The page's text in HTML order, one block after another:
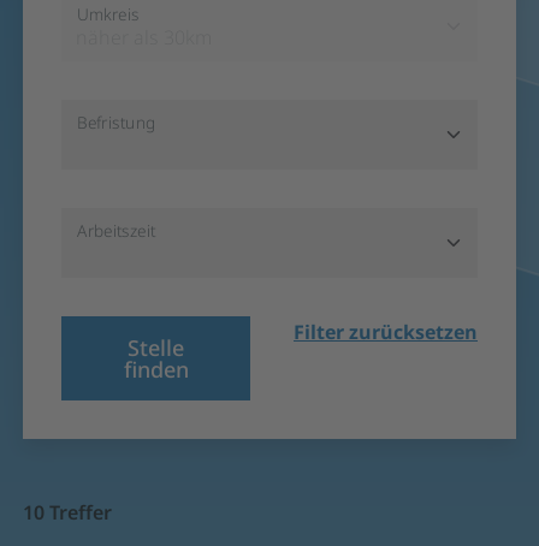
Umkreis
Befristung
Arbeitszeit
Stelle
finden
Filter zurücksetzen
10 Treffer